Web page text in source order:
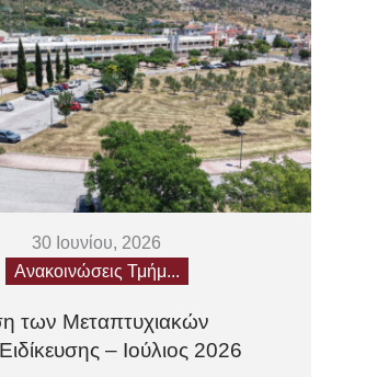
30 Ιουνίου, 2026
Ανακοινώσεις Τμήμ...
των Μεταπτυχιακών
– Ιούλιος 2026